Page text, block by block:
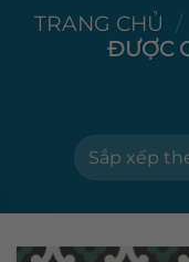
TRANG CHỦ /
ĐƯỢC